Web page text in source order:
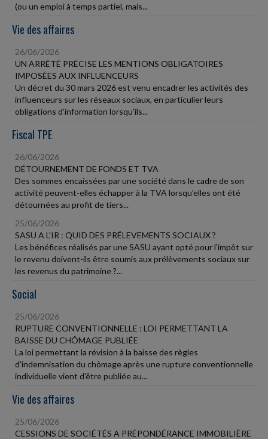
(ou un emploi à temps partiel, mais...
Vie des affaires
26/06/2026
UN ARRÊTÉ PRÉCISE LES MENTIONS OBLIGATOIRES
IMPOSÉES AUX INFLUENCEURS
Un décret du 30 mars 2026 est venu encadrer les activités des
influenceurs sur les réseaux sociaux, en particulier leurs
obligations d'information lorsqu'ils...
Fiscal TPE
26/06/2026
DÉTOURNEMENT DE FONDS ET TVA
Des sommes encaissées par une société dans le cadre de son
activité peuvent-elles échapper à la TVA lorsqu'elles ont été
détournées au profit de tiers...
25/06/2026
SASU A L'IR : QUID DES PRÉLEVEMENTS SOCIAUX ?
Les bénéfices réalisés par une SASU ayant opté pour l'impôt sur
le revenu doivent-ils être soumis aux prélèvements sociaux sur
les revenus du patrimoine ?...
Social
25/06/2026
RUPTURE CONVENTIONNELLE : LOI PERMETTANT LA
BAISSE DU CHÔMAGE PUBLIÉE
La loi permettant la révision à la baisse des règles
d'indemnisation du chômage après une rupture conventionnelle
individuelle vient d'être publiée au...
Vie des affaires
25/06/2026
CESSIONS DE SOCIÉTÉS A PRÉPONDÉRANCE IMMOBILIÈRE